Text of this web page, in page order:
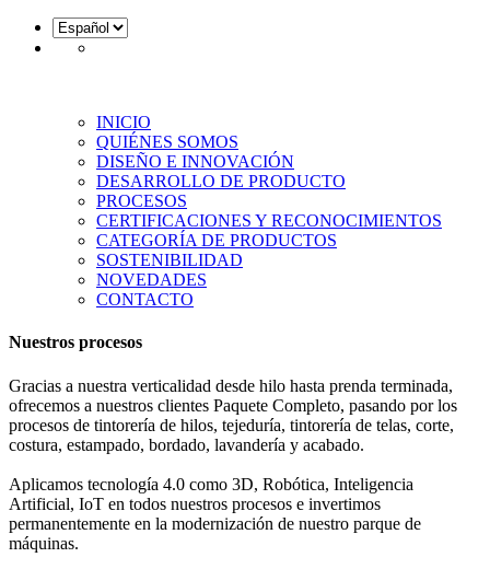
INICIO
QUIÉNES SOMOS
DISEÑO E INNOVACIÓN
DESARROLLO DE PRODUCTO
PROCESOS
CERTIFICACIONES Y RECONOCIMIENTOS
CATEGORÍA DE PRODUCTOS
SOSTENIBILIDAD
NOVEDADES
CONTACTO
Nuestros procesos
Gracias a nuestra verticalidad desde hilo hasta prenda terminada,
ofrecemos a nuestros clientes Paquete Completo, pasando por los
procesos de tintorería de hilos, tejeduría, tintorería de telas, corte,
costura, estampado, bordado, lavandería y acabado.
Aplicamos tecnología 4.0 como 3D, Robótica, Inteligencia
Artificial, IoT en todos nuestros procesos e invertimos
permanentemente en la modernización de nuestro parque de
máquinas.